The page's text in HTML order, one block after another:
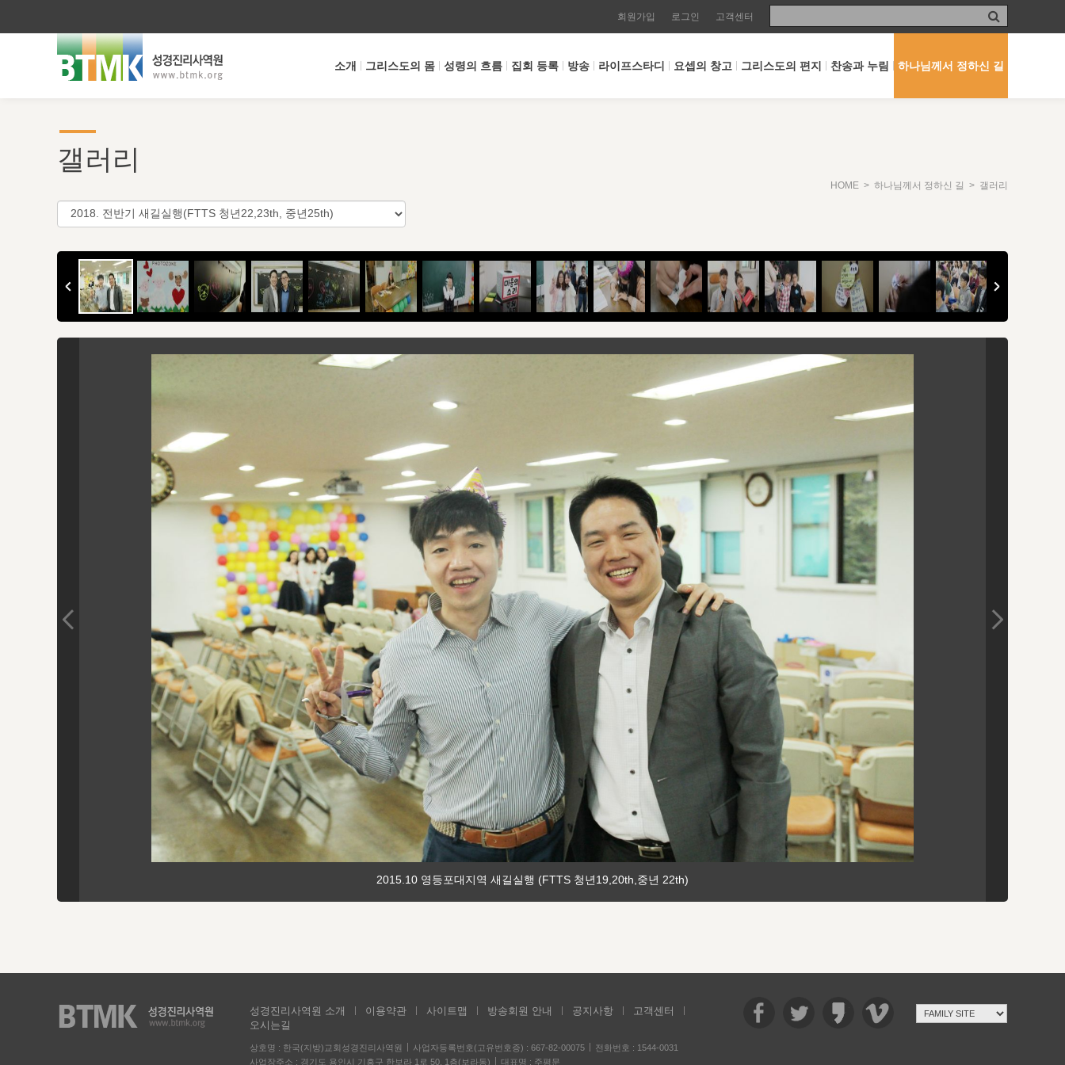
회원가입 로그인 고객센터
소개 그리스도의 몸 성령의 흐름 집회 등록 방송 라이프스타디 요셉의 창고 그리스도의 편지 찬송과 누림 하나님께서 정하신 길
갤러리
HOME > 하나님께서 정하신 길 > 갤러리
2015.10 영등포대지역 새길실행 (FTTS 청년19,20th,중년 22th)
성경진리사역원 소개 이용약관 사이트맵 방송회원 안내 공지사항
고객센터
오시는길
상호명 : 한국(지방)교회성경진리사역원 사업자등록번호(고유번호증) : 667-82-00075
전화번호 : 1544-0031
사업장주소 : 경기도 용인시 기흥구 한보라 1로 50, 1층(보라동)
대표명 : 주평문